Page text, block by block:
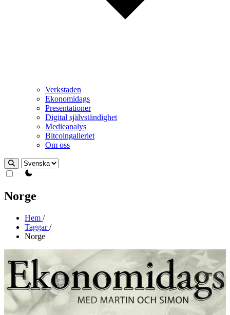
Verkstaden
Ekonomidags
Presentationer
Digital självständighet
Medieanalys
Bitcoingalleriet
Om oss
theme switcher
Norge
Hem /
Taggar/
Norge